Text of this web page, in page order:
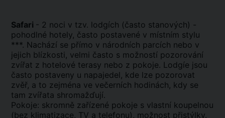
Safari - 2 noci v tzv. lodgích (často stanových) -
pohodlné hotely, často postavené v místním stylu
***. Nachází se přímo v národních parcích nebo v
jejich blízkosti, velmi často s možností pozorování
zvířat z hotelové terasy nebo z pokoje. Lodgíe jsou
často postaveny u napajedel, kde lze pozorovat
zvěř, a to zejména ve večerních hodinách, kdy se
tam zvířata shromažďují.
Pokoje: skromně zařízené pokoje s vlastní koupelnou
(bez klimatizace, TV a telefonu), možnost přistýlky.